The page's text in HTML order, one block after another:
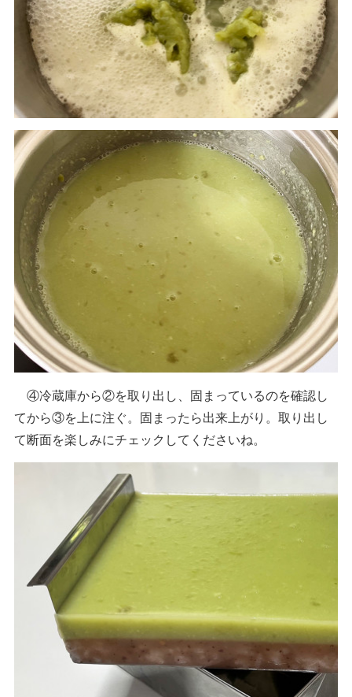
④冷蔵庫から②を取り出し、固まっているのを確認し
てから③を上に注ぐ。固まったら出来上がり。取り出し
て断面を楽しみにチェックしてくださいね。